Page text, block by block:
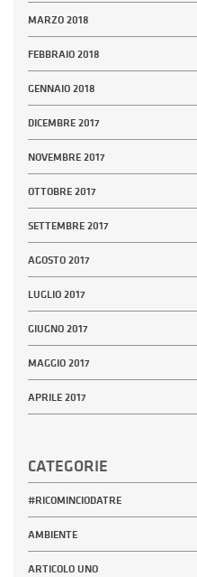
MARZO 2018
FEBBRAIO 2018
GENNAIO 2018
DICEMBRE 2017
NOVEMBRE 2017
OTTOBRE 2017
SETTEMBRE 2017
AGOSTO 2017
LUGLIO 2017
GIUGNO 2017
MAGGIO 2017
APRILE 2017
CATEGORIE
#RICOMINCIODATRE
AMBIENTE
ARTICOLO UNO